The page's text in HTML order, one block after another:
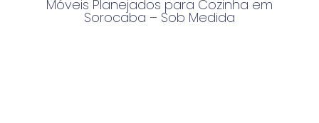
Móveis Planejados para Cozinha em
Sorocaba – Sob Medida